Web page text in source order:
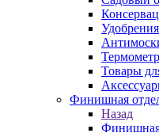
Товары
Финишная
Назад
Финишная